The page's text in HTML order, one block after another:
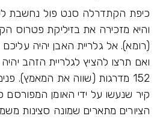
כיפת הקתדרלה סנט פול נחשבת
והיא מזכירה את בזיליקת פטרוס
ואם תרצו להציץ לגלריית הזהב
152 מדרגות (שווה את המאמץ).
קיר שנעשו על ידי האומן המפורסם
הציורים מתארים שמונה סצינות